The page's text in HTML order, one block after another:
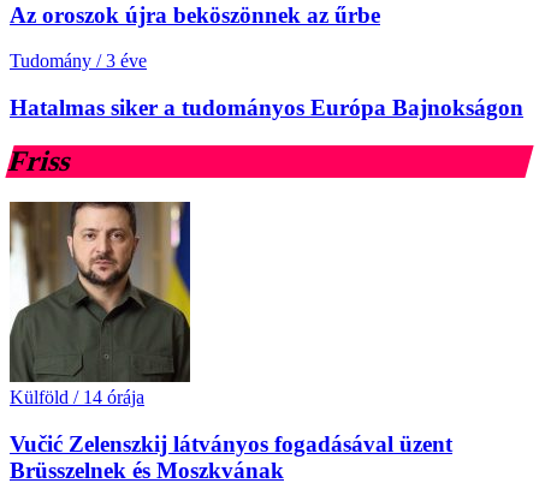
Az oroszok újra beköszönnek az űrbe
Tudomány / 3 éve
Hatalmas siker a tudományos Európa Bajnokságon
Friss
Külföld / 14 órája
Vučić Zelenszkij látványos fogadásával üzent
Brüsszelnek és Moszkvának